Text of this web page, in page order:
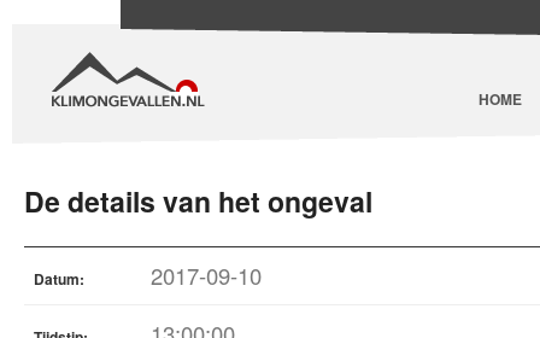
HOME
De details van het ongeval
Datum: 2017-09-10